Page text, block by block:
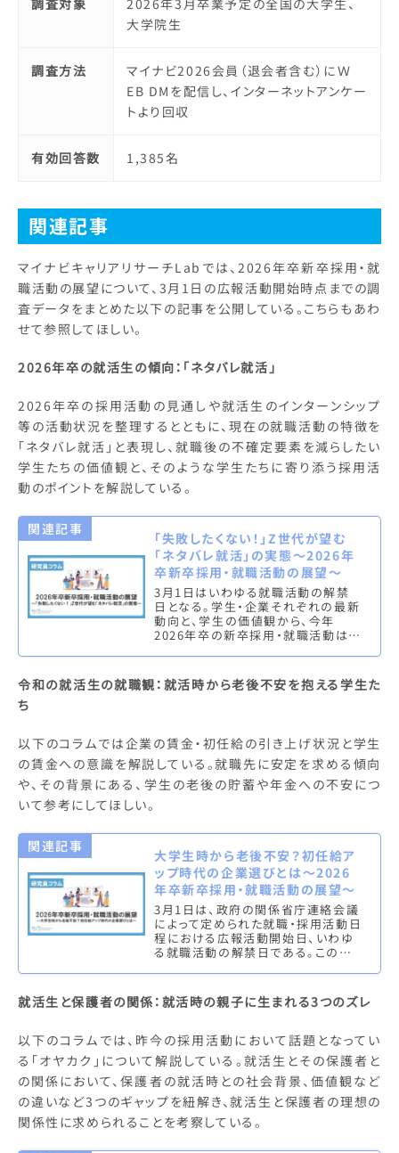
調査対象
2026年3月卒業予定の全国の大学生、
大学院生
調査方法
マイナビ2026会員（退会者含む）にＷ
EB DMを配信し、インターネットアンケー
トより回収
有効回答数 1,385名
関連記事
マイナビキャリアリサーチLabでは、2026年卒新卒採用・就
職活動の展望について、3月1日の広報活動開始時点までの調
査データをまとめた以下の記事を公開している。こちらもあわ
せて参照してほしい。
2026年卒の就活生の傾向：「ネタバレ就活」
2026年卒の採用活動の見通しや就活生のインターンシップ
等の活動状況を整理するとともに、現在の就職活動の特徴を
「ネタバレ就活」と表現し、就職後の不確定要素を減らしたい
学生たちの価値観と、そのような学生たちに寄り添う採用活
動のポイントを解説している。
関連記事
「失敗したくない！」Z世代が望む
「ネタバレ就活」の実態～2026年
卒新卒採用・就職活動の展望～
3月1日はいわゆる就職活動の解禁
日となる。学生・企業それぞれの最新
動向と、学生の価値観から、今年
2026年卒の新卒採用・就職活動はど
令和の就活生の就職観：就活時から老後不安を抱える学生た
ち
以下のコラムでは企業の賃金・初任給の引き上げ状況と学生
の賃金への意識を解説している。就職先に安定を求める傾向
や、その背景にある、学生の老後の貯蓄や年金への不安につ
いて参考にしてほしい。
関連記事
大学生時から老後不安？初任給ア
ップ時代の企業選びとは～2026
年卒新卒採用・就職活動の展望～
3月1日は、政府の関係省庁連絡会議
によって定められた就職・採用活動日
程における広報活動開始日、いわゆ
る就職活動の解禁日である。このタイ
就活生と保護者の関係：就活時の親子に生まれる3つのズレ
以下のコラムでは、昨今の採用活動において話題となってい
る「オヤカク」について解説している。就活生とその保護者と
の関係において、保護者の就活時との社会背景、価値観など
の違いなど3つのギャップを紐解き、就活生と保護者の理想の
関係性に求められることを考察している。